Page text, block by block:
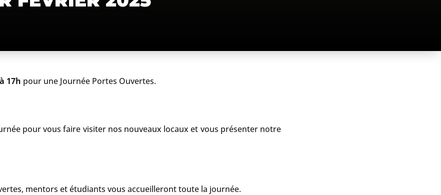
17h pour une Journée Portes Ouvertes.
pour vous faire visiter nos nouveaux locaux et vous présenter notre
mentors et étudiants vous accueilleront toute la journée.